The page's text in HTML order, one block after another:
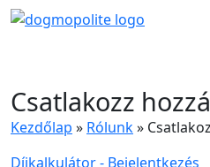
Csatlakozz
Kezdőlap » Rólunk»
Díjkalkulátor - Bejelentkezés